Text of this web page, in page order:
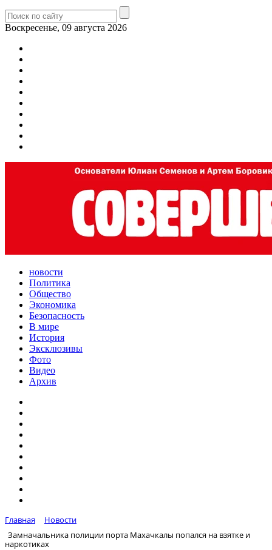
Воскресенье, 09 августа 2026
новости
Политика
Общество
Экономика
Безопасность
В мире
История
Эксклюзивы
Фото
Видео
Архив
Главная
Новости
Замначальника полиции порта Махачкалы попался на взятке и
наркотиках